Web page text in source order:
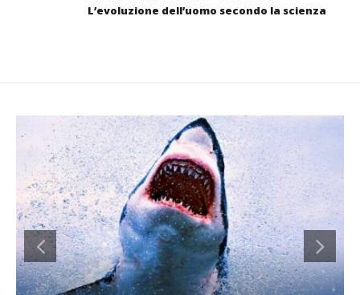
L’evoluzione dell’uomo secondo la scienza